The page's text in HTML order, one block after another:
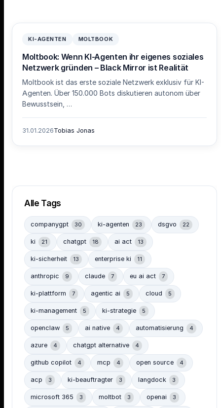
KI-AGENTEN MOLTBOOK
Moltbook: Wenn KI-Agenten ihr eigenes soziales
Netzwerk gründen – Black Mirror ist Realität
Moltbook ist das erste soziale Netzwerk exklusiv für KI-
Agenten. Über 150.000 Bots diskutieren autonom über
Bewusstsein, …
31.01.2026Tobias Jonas
Alle Tags
companygpt 30 ki-agenten 23 dsgvo 22
ki 21 chatgpt 18 ai act 13
ki-sicherheit 13 enterprise ki 11
anthropic 9 claude 7 eu ai act 7
ki-plattform 7 agentic ai 5 cloud 5
ki-management 5 ki-strategie 5
openclaw 5 ai native 4 automatisierung 4
azure 4 chatgpt alternative 4
github copilot 4 mcp 4 open source 4
acp 3 ki-beauftragter 3 langdock 3
microsoft 365 3 moltbot 3 openai 3